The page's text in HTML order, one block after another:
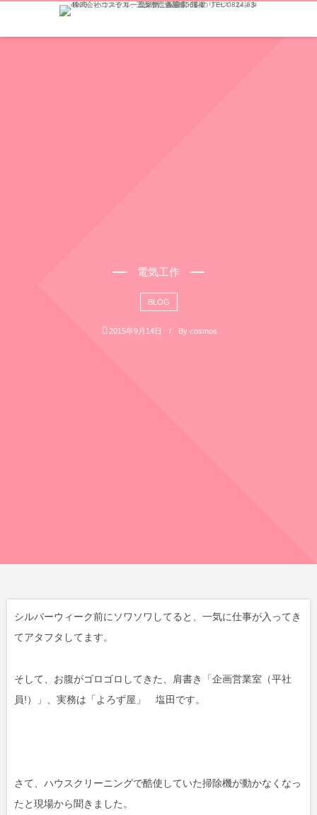
電気工作
BLOG
2015年9月14日 By cosmos
シルバーウィーク前にソワソワしてると、一気に仕事が入ってき
てアタフタしてます。
そして、お腹がゴロゴロしてきた、肩書き「企画営業室（平社
員!）」、実務は「よろず屋」 塩田です。
さて、ハウスクリーニングで酷使していた掃除機が動かなくなっ
たと現場から聞きました。